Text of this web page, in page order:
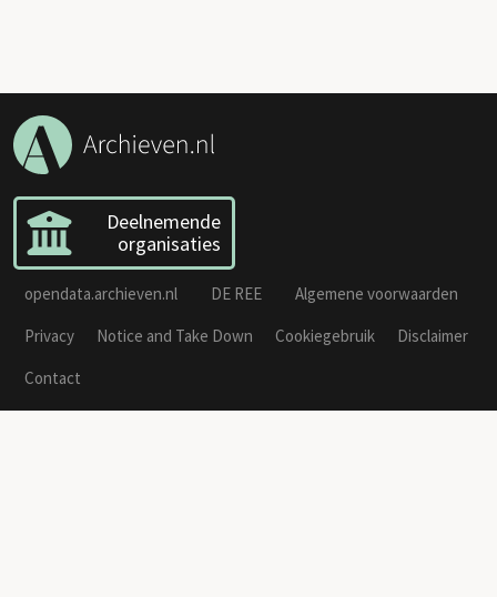
Deelnemende
organisaties
opendata.archieven.nl DE REE
Algemene voorwaarden
Privacy
Notice and Take Down Cookiegebruik
Disclaimer
Contact